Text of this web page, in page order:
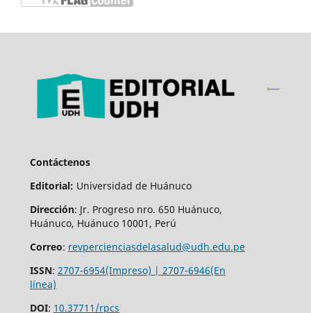
Contáctenos
Editorial: Universidad de Huánuco
Dirección: Jr. Progreso nro. 650 Huánuco,
Huánuco, Huánuco 10001, Perú
Correo: revpercienciasdelasalud@udh.edu.pe
ISSN: 2707-6954(Impreso) | 2707-6946(En
línea)
DOI: 10.37711/rpcs